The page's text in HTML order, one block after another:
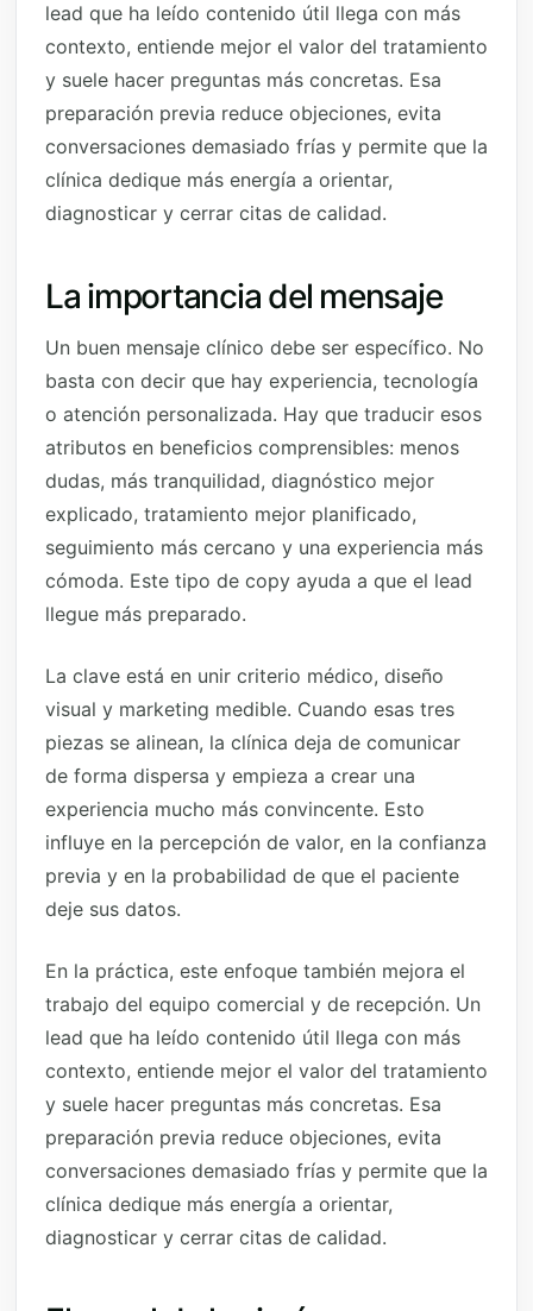
lead que ha leído contenido útil llega con más
contexto, entiende mejor el valor del tratamiento
y suele hacer preguntas más concretas. Esa
preparación previa reduce objeciones, evita
conversaciones demasiado frías y permite que la
clínica dedique más energía a orientar,
diagnosticar y cerrar citas de calidad.
La importancia del mensaje
Un buen mensaje clínico debe ser específico. No
basta con decir que hay experiencia, tecnología
o atención personalizada. Hay que traducir esos
atributos en beneficios comprensibles: menos
dudas, más tranquilidad, diagnóstico mejor
explicado, tratamiento mejor planificado,
seguimiento más cercano y una experiencia más
cómoda. Este tipo de copy ayuda a que el lead
llegue más preparado.
La clave está en unir criterio médico, diseño
visual y marketing medible. Cuando esas tres
piezas se alinean, la clínica deja de comunicar
de forma dispersa y empieza a crear una
experiencia mucho más convincente. Esto
influye en la percepción de valor, en la confianza
previa y en la probabilidad de que el paciente
deje sus datos.
En la práctica, este enfoque también mejora el
trabajo del equipo comercial y de recepción. Un
lead que ha leído contenido útil llega con más
contexto, entiende mejor el valor del tratamiento
y suele hacer preguntas más concretas. Esa
preparación previa reduce objeciones, evita
conversaciones demasiado frías y permite que la
clínica dedique más energía a orientar,
diagnosticar y cerrar citas de calidad.